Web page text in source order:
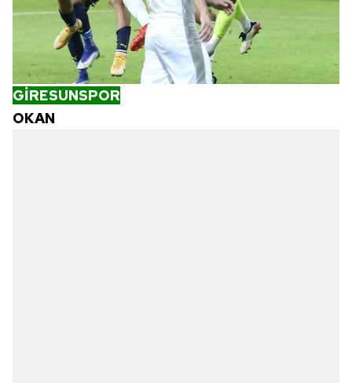
GİRESUNSPOR
OKAN